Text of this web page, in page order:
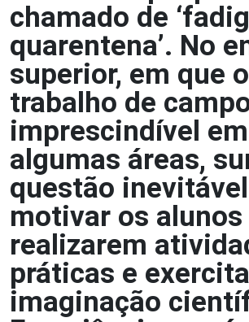
chamado de
quarentena’. No
superior, em que o
trabalho de
imprescindível em
algumas áreas,
questão
motivar os alunos
realizarem
práticas e
imaginação